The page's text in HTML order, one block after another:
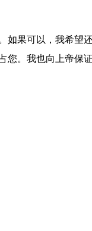
果可以，我希望还
您。我也向上帝保